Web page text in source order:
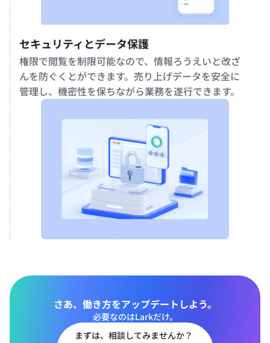
セキュリティとデータ保護
権限で閲覧を制限可能なので、情報ろうえいと改ざ
んを防ぐくとができます。売り上げデータを安全に
管理し、機密性を保ちながら業務を遂行できます。
さあ、働き方をアップデートしよう。
必要なのはLarkだけ。
まずは、相談してみませんか？